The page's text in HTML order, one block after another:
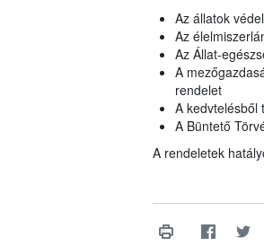
Az állatok
Az
Az Állat-
A
rendelet
A kedvtelésből
A Büntető
A rendeletek